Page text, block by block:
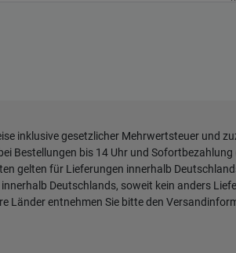
inklusive gesetzlicher Mehrwertsteuer und
Bestellungen bis 14 Uhr und
gelten für Lieferungen innerhalb
Deutschlands, soweit kein anders
Länder entnehmen Sie bitte den